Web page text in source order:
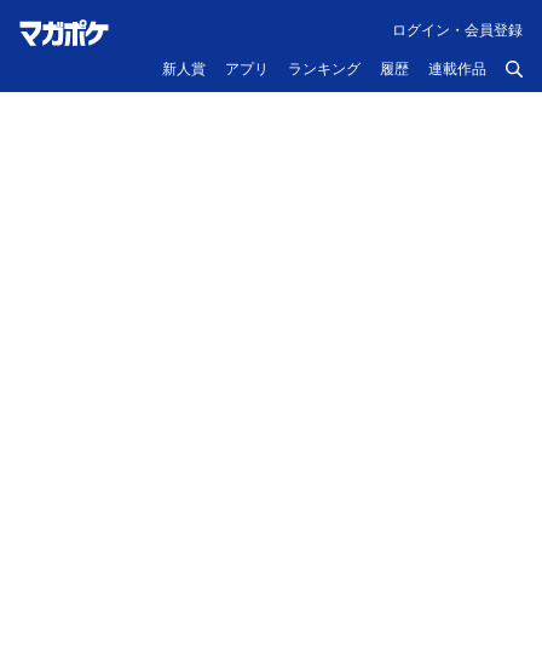
新人賞 アプリ ランキング 履歴 連載作品
ログイン・会員登録